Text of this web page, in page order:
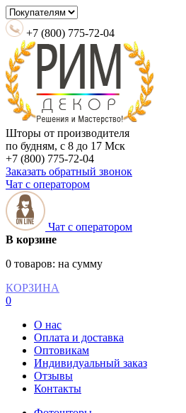
+7 (800) 775-72-04
Шторы от производителя
по будням, с 8 до 17 Мск
+7 (800) 775-72-04
Заказать обратный звонок
Чат с оператором
Чат с оператором
В корзине
0 товаров: на сумму
КОРЗИНА
0
О нас
Оплата и доставка
Оптовикам
Индивидуальный заказ
Отзывы
Контакты